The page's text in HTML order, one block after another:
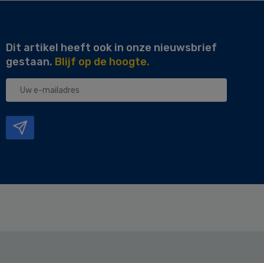
Dit artikel heeft ook in onze nieuwsbrief
gestaan. Blijf op de hoogte.
Uw